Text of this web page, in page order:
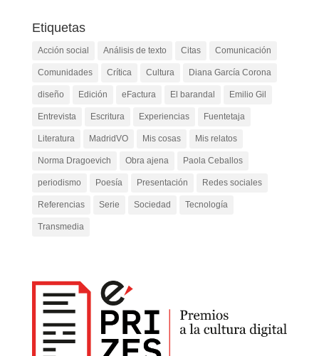
Etiquetas
Acción social Análisis de texto Citas Comunicación
Comunidades Crítica Cultura Diana García Corona
diseño Edición eFactura El barandal Emilio Gil
Entrevista Escritura Experiencias Fuentetaja
Literatura MadridVO Mis cosas Mis relatos
Norma Dragoevich Obra ajena Paola Ceballos
periodismo Poesía Presentación Redes sociales
Referencias Serie Sociedad Tecnología
Transmedia